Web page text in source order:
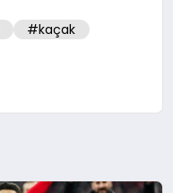
#kaçak